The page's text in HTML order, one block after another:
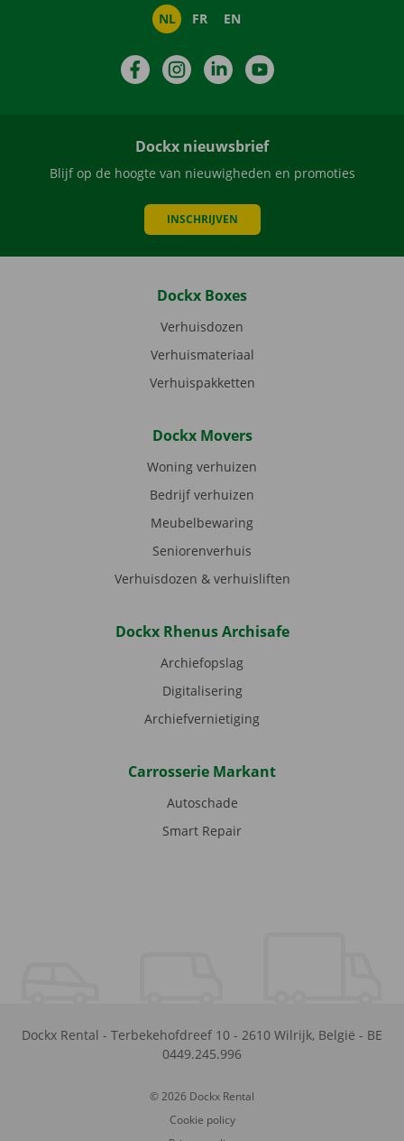
NL FR EN
FacebookInstagramLinkedIn
Dockx nieuwsbrief
Blijf op de hoogte van nieuwigheden en promoties
INSCHRIJVEN
Dockx Boxes
Verhuisdozen
Verhuismateriaal
Verhuispakketten
Dockx Movers
Woning verhuizen
Bedrijf verhuizen
Meubelbewaring
Seniorenverhuis
Verhuisdozen & verhuisliften
Dockx Rhenus Archisafe
Archiefopslag
Digitalisering
Archiefvernietiging
Carrosserie Markant
Autoschade
Smart Repair
Dockx Rental - Terbekehofdreef 10 - 2610 Wilrijk, België - BE
0449.245.996
© 2026 Dockx Rental
Cookie policy